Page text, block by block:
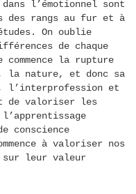
l’émotionnel sont
des rangs au fur et à
On oublie
de chaque
la rupture
la nature, et donc sa
l’interprofession et
de valoriser les
conscience
à valoriser nos
sur leur valeur